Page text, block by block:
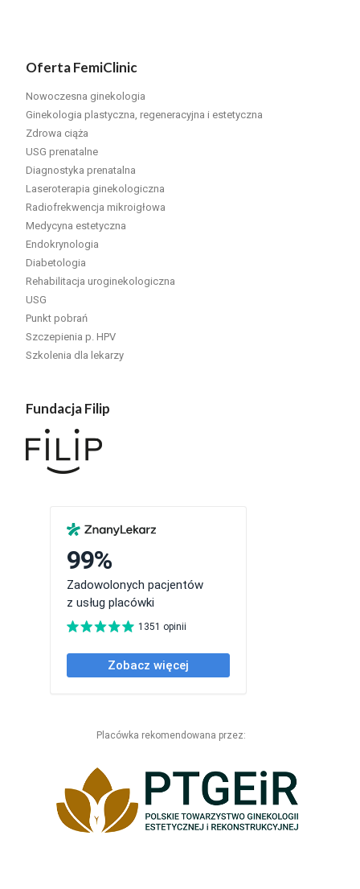
Oferta FemiClinic
Nowoczesna ginekologia
Ginekologia plastyczna, regeneracyjna i estetyczna
Zdrowa ciąża
USG prenatalne
Diagnostyka prenatalna
Laseroterapia ginekologiczna
Radiofrekwencja mikroigłowa
Medycyna estetyczna
Endokrynologia
Diabetologia
Rehabilitacja uroginekologiczna
USG
Punkt pobrań
Szczepienia p. HPV
Szkolenia dla lekarzy
Fundacja Filip
Placówka rekomendowana przez: